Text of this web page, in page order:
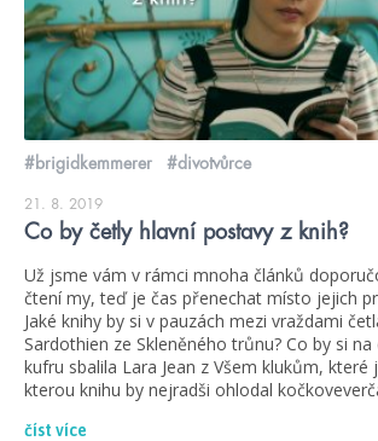
#brigidkemmerer #divotvůrce
21. 8. 2019
Co by četly hlavní postavy z knih?
Už jsme vám v rámci mnoha článků
čtení my, teď je čas přenechat místo jejich
Jaké knihy by si v pauzách mezi vraždami
Sardothien ze Skleněného trůnu? Co by si
kufru sbalila Lara Jean z Všem klukům, které
kterou knihu by nejradši ohlodal
číst více